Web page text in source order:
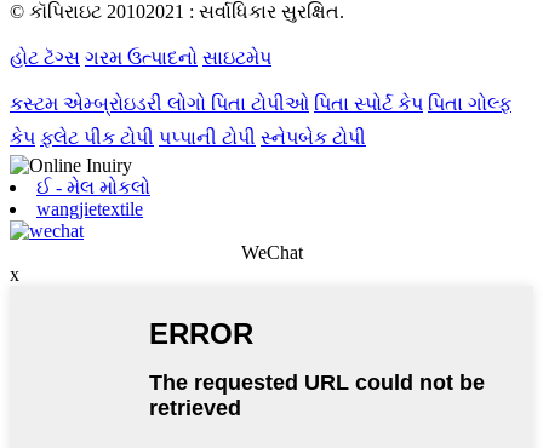
© કૉપિરાઇટ 20102021 : સર્વાધિકાર સુરક્ષિત.
હોટ ટૅગ્સ ગરમ ઉત્પાદનો સાઇટમેપ
કસ્ટમ એમ્બ્રોઇડરી લોગો પિતા ટોપીઓ પિતા સ્પોર્ટ કેપ પિતા ગોલ્ફ
કેપ ફ્લેટ પીક ટોપી પપ્પાની ટોપી સ્નેપબેક ટોપી
ઈ - મેલ મોકલો
wangjietextile
WeChat
x